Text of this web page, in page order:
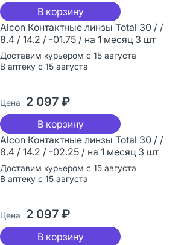
В корзину
Alcon Контактные линзы Total 30 / /
8.4 / 14.2 / -01.75 / на 1 месяц 3 шт
Доставим курьером с 15 августа
В аптеку с 15 августа
Цена 2 097 ₽
В корзину
Alcon Контактные линзы Total 30 / /
8.4 / 14.2 / -02.25 / на 1 месяц 3 шт
Доставим курьером с 15 августа
В аптеку с 15 августа
Цена 2 097 ₽
В корзину